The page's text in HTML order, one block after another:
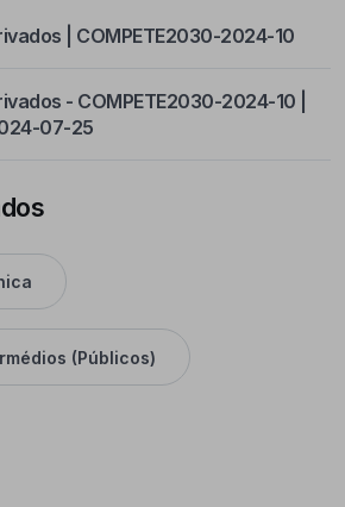
| COMPETE2030-2024-10
- COMPETE2030-2024-10 |
07-25
(Públicos)